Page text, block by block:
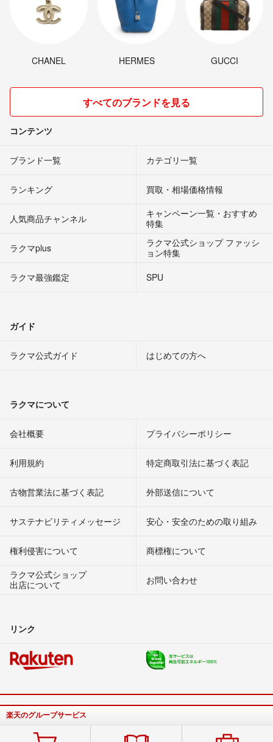
CHANEL HERMES GUCCI
すべてのブランドを見る
コンテンツ
ブランド一覧 カテゴリ一覧
ランキング 買取・相場価格情報
人気商品チャンネル
キャンペーン一覧・おすすめ
特集
ラクマplus
ラクマ公式ショップ ファッシ
ョン特集
ラクマ最強鑑定
SPU
ガイド
ラクマ公式ガイド はじめての方へ
ラクマについて
会社概要 プライバシーポリシー
利用規約 特定商取引法に基づく表記
古物営業法に基づく表記 外部送信について
サステナビリティメッセージ 安心・安全のための取り組み
権利侵害について
商標権について
ラクマ公式ショップ
出店について
お問い合わせ
リンク
楽天のグループサービス